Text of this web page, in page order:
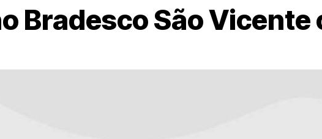
Bradesco São Vicente